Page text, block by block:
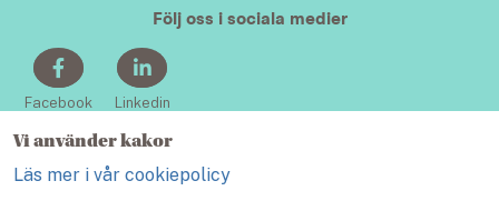
Vi använder kakor
Läs mer i vår cookiepolicy
Följ oss i sociala medier
Facebook Linkedin